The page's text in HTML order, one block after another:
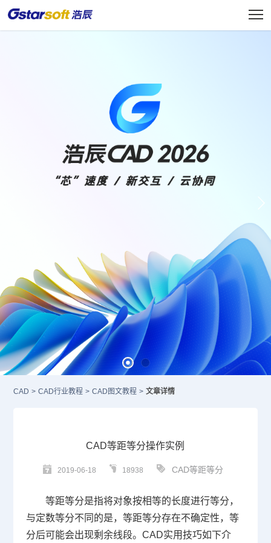
CAD > CAD行业教程 > CAD图文教程 > 文章详情
CAD等距等分操作实例
2019-06-18 18938 CAD等距等分
等距等分是指将对象按相等的长度进行等分，
与定数等分不同的是，等距等分存在不确定性，等
分后可能会出现剩余线段。 CAD实用技巧如下介